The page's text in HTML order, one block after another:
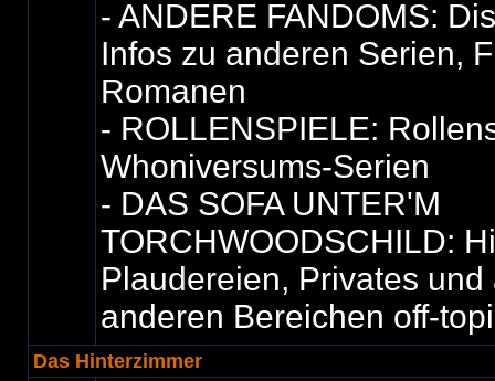
- ANDERE FANDOMS:
Infos zu anderen Serien,
Romanen
- ROLLENSPIELE:
Whoniversums-Serien
- DAS SOFA UNTER'M
TORCHWOODSCHILD:
Plaudereien, Privates
anderen Bereichen off-
Das Hinterzimmer